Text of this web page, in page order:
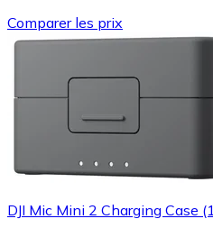
Comparer les prix
DJI Mic Mini 2 Charging Case